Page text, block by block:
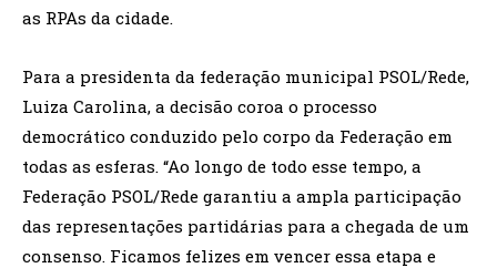
as RPAs da cidade.
Para a presidenta da federação municipal PSOL/Rede,
Luiza Carolina, a decisão coroa o processo
democrático conduzido pelo corpo da Federação em
todas as esferas. “Ao longo de todo esse tempo, a
Federação PSOL/Rede garantiu a ampla participação
das representações partidárias para a chegada de um
consenso. Ficamos felizes em vencer essa etapa e